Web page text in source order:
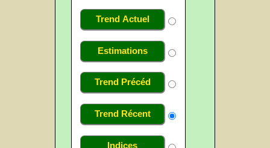
Trend Actuel
Estimations
Trend Précéd
Trend Récent
Indices